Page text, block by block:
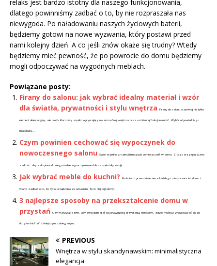
relaks jest bardzo istotny dla naszego funkcjonowania,
dlatego powinniśmy zadbać o to, by nie rozpraszała nas
niewygoda. Po naładowaniu naszych życiowych baterii,
będziemy gotowi na nowe wyzwania, który postawi przed
nami kolejny dzień. A co jeśli znów okaże się trudny? Wtedy
będziemy mieć pewność, że po powrocie do domu będziemy
mogli odpoczywać na wygodnych meblach.
Powiązane posty:
Firany do salonu: jak wybrać idealny materiał i wzór
dla światła, prywatności i stylu wnętrza
Firany do salonu stanowią nie tylko
element dekoracyjny, ale także kluczowy aspekt wpływający na atmosferę wnętrza oraz codzienną funkcjonalność. Wybór odpowiedniego
materiału...
Czym powinien cechować się wypoczynek do
nowoczesnego salonu
Salon to jedno z najważniejszych pomieszczeń w domu. Z tego względu warto
zadbać, aby zakupione do niego meble wypoczynkowe dobrze spełniały swoją...
Jak wybrać meble do kuchni? Kuchnia to prawdziwe serce każdego mieszkania lub domu i
warto zadbać o to, by była urządzona ze smakiem. To w niej będziemy...
3 najlepsze sposoby na przekształcenie domu w
przystań Czy marzysz o tym, aby Twój dom stał się prawdziwą przystanią, miejscem, gdzie możesz zrelaksować się po
długim dniu? W dzisiejszym zabieganym...
PREVIOUS
Wnętrza w stylu skandynawskim: minimalistyczna
elegancja